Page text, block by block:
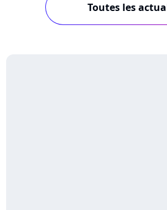
Toutes les